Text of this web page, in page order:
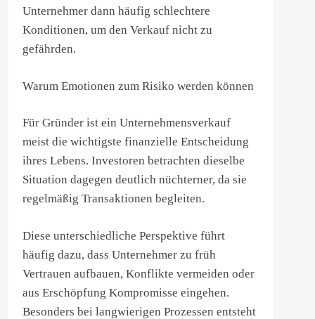
Unternehmer dann häufig schlechtere
Konditionen, um den Verkauf nicht zu
gefährden.
Warum Emotionen zum Risiko werden können
Für Gründer ist ein Unternehmensverkauf
meist die wichtigste finanzielle Entscheidung
ihres Lebens. Investoren betrachten dieselbe
Situation dagegen deutlich nüchterner, da sie
regelmäßig Transaktionen begleiten.
Diese unterschiedliche Perspektive führt
häufig dazu, dass Unternehmer zu früh
Vertrauen aufbauen, Konflikte vermeiden oder
aus Erschöpfung Kompromisse eingehen.
Besonders bei langwierigen Prozessen entsteht